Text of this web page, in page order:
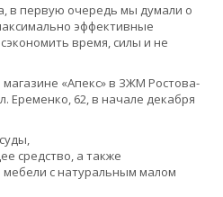
в первую очередь мы думали о
эффективные
время, силы и не
«Апекс» в ЗЖМ Ростова-
Еременко, 62, в начале декабря
средство, а также
мебели с натуральным малом